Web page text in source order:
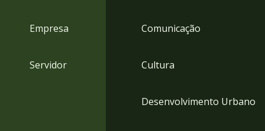
Empresa
Servidor
Comunicação
Cultura
Desenvolvimento Urbano